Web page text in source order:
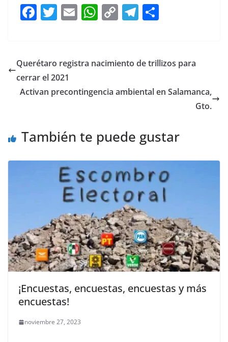
F
a
e
b
o
T
w
er
E
m
l
W
h
s
p
C
o
y
n
T
el
gr
m
e
Querétaro registra nacimiento de trillizos para
cerrar el 2021
Activan precontingencia ambiental en Salamanca,
Gto.
También te puede gustar
¡Encuestas, encuestas, encuestas y más
encuestas!
noviembre 27, 2023